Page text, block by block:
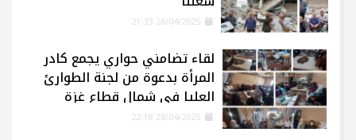
لقاء تضامني حواري يجمع كادر
المرأة بدعوة من لجنة الطوارئ
العليا في شمال قطاع غزة